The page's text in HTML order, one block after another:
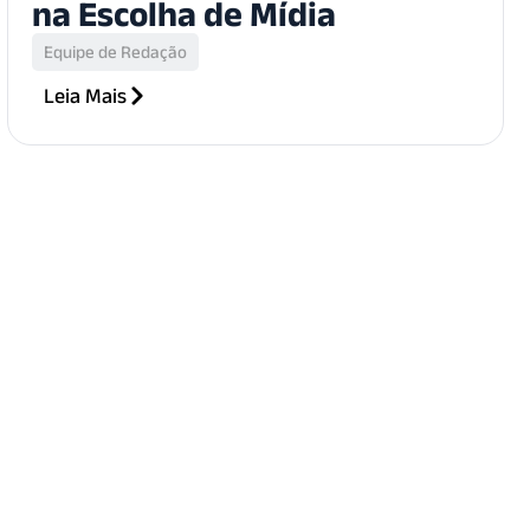
na Escolha de Mídia
Equipe de Redação
Leia Mais